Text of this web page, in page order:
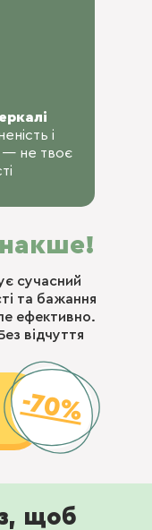
і
— не твоє
-70%
сучасний
та бажання
ефективно.
відчуття
щоб